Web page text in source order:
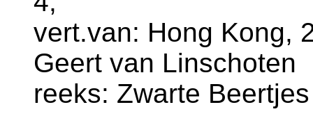
vert.van: Hong Kong,
Geert van Linschoten
reeks: Zwarte